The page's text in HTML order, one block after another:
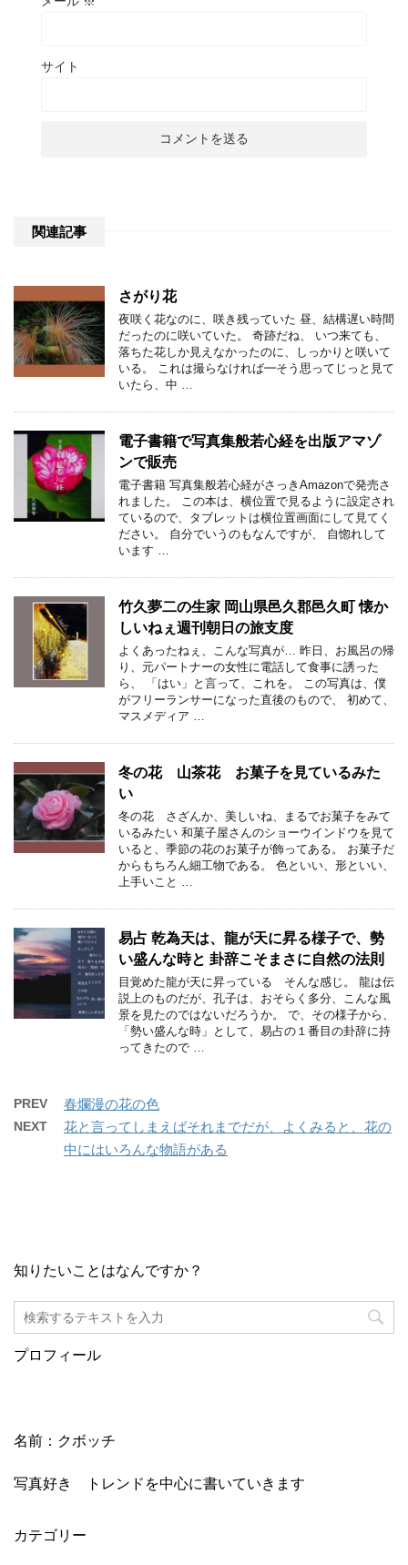
サイト
関連記事
さがり花
夜咲く花なのに、咲き残っていた 昼、結構遅い時間
だったのに咲いていた。 奇跡だね、 いつ来ても、
落ちた花しか見えなかったのに、しっかりと咲いて
いる。 これは撮らなければ━そう思ってじっと見て
いたら、中 …
電子書籍で写真集般若心経を出版アマゾ
ンで販売
電子書籍 写真集般若心経がさっきAmazonで発売さ
れました。 この本は、横位置で見るように設定され
ているので、タブレットは横位置画面にして見てく
ださい。 自分でいうのもなんですが、 自惚れして
います …
竹久夢二の生家 岡山県邑久郡邑久町 懐か
しいねぇ週刊朝日の旅支度
よくあったねぇ、こんな写真が… 昨日、お風呂の帰
り、元パートナーの女性に電話して食事に誘った
ら、 「はい」と言って、これを。 この写真は、僕
がフリーランサーになった直後のもので、 初めて、
マスメディア …
冬の花 山茶花 お菓子を見ているみた
い
冬の花 さざんか、美しいね、まるでお菓子をみて
いるみたい 和菓子屋さんのショーウインドウを見て
いると、季節の花のお菓子が飾ってある。 お菓子だ
からもちろん細工物である。 色といい、形といい、
上手いこと …
易占 乾為天は、龍が天に昇る様子で、勢
い盛んな時と 卦辞こそまさに自然の法則
目覚めた龍が天に昇っている そんな感じ。 龍は伝
説上のものだが、孔子は、おそらく多分、こんな風
景を見たのではないだろうか。 で、その様子から、
「勢い盛んな時」として、易占の１番目の卦辞に持
ってきたので …
PREV 春爛漫の花の色
NEXT
花と言ってしまえばそれまでだが、よくみると、花の
中にはいろんな物語がある
知りたいことはなんですか？
プロフィール
名前：クボッチ
写真好き トレンドを中心に書いていきます
カテゴリー